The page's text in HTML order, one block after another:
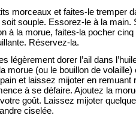
morceaux et faites-le tremper
soit souple. Essorez-le à la
à la morue, faites-la pocher
Réservez-la.
légèrement dorer l’ail dans
morue (ou le bouillon de
et laissez mijoter en remuant
à se défaire. Ajoutez la
goût. Laissez mijoter
ciselée.